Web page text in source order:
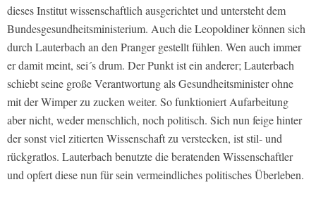
dieses Institut wissenschaftlich ausgerichtet und untersteht dem
Bundesgesundheitsministerium. Auch die Leopoldiner können sich
durch Lauterbach an den Pranger gestellt fühlen. Wen auch immer
er damit meint, sei´s drum. Der Punkt ist ein anderer; Lauterbach
schiebt seine große Verantwortung als Gesundheitsminister ohne
mit der Wimper zu zucken weiter. So funktioniert Aufarbeitung
aber nicht, weder menschlich, noch politisch. Sich nun feige hinter
der sonst viel zitierten Wissenschaft zu verstecken, ist stil- und
rückgratlos. Lauterbach benutzte die beratenden Wissenschaftler
und opfert diese nun für sein vermeindliches politisches Überleben.